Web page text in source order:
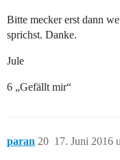
Bitte mecker erst dann
sprichst. Danke.
Jule
6 „Gefällt mir“
paran 17. Juni 2016
20